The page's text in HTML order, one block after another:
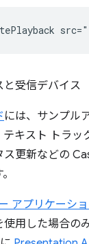
には、サンプル
テキスト トラッ
ス更新などの
アプリケーシ
用した場合の